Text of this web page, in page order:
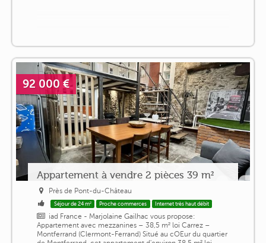
92 000 €
Appartement à vendre 2 pièces 39 m²
Près de Pont-du-Château
Séjour de 24 m² Proche commerces Internet très haut débit
iad France - Marjolaine Gailhac vous propose:
Appartement avec mezzanines – 38,5 m² loi Carrez –
Montferrand (Clermont-Ferrand) Situé au cOEur du quartier